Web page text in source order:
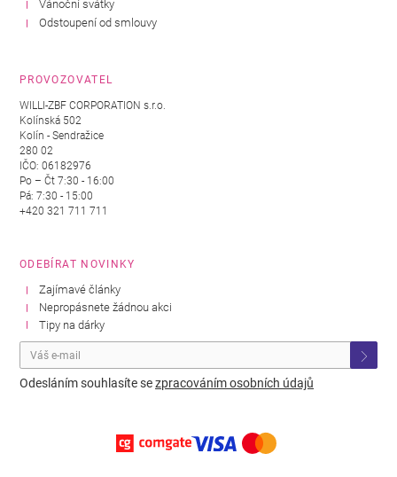
Vánoční svátky
Odstoupení od smlouvy
PROVOZOVATEL
WILLI-ZBF CORPORATION s.r.o.
Kolínská 502
Kolín - Sendražice
280 02
IČO: 06182976
Po – Čt 7:30 - 16:00
Pá: 7:30 - 15:00
+420 321 711 711
ODEBÍRAT NOVINKY
Zajímavé články
Nepropásnete žádnou akci
Tipy na dárky
Odesláním souhlasíte sezpracováním osobních údajů